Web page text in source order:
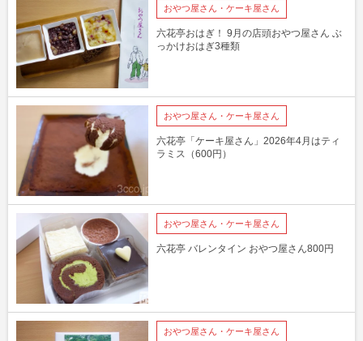
おやつ屋さん・ケーキ屋さん
六花亭おはぎ！ 9月の店頭おやつ屋さん ぶ
っかけおはぎ3種類
おやつ屋さん・ケーキ屋さん
六花亭「ケーキ屋さん」2026年4月はティ
ラミス（600円）
おやつ屋さん・ケーキ屋さん
六花亭 バレンタイン おやつ屋さん800円
おやつ屋さん・ケーキ屋さん